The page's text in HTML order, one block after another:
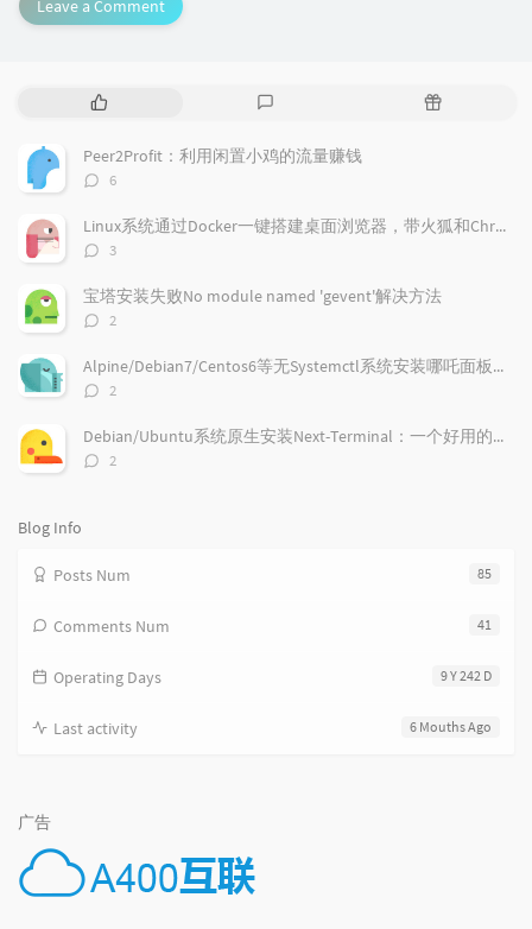
Leave a Comment
P
r
r
t
c
l
s
t
e
t
m
n
R
m
l
Peer2Profit：利用闲置小鸡的流量赚钱
评
数：
6
Linux系统通过Docker一键搭建桌面浏览器，带火狐和Chrome浏览器
评
数：
3
宝塔安装失败No module named 'gevent'解决方法
评
数：
2
Alpine/Debian7/Centos6等无Systemctl系统安装哪吒面板的探针
评
数：
2
Debian/Ubuntu系统原生安装Next-Terminal：一个好用的在线SSH系统
评
2
Blog Info
85
Posts Num
41
Comments Num
9 Y 242 D
Operating Days
6 Mouths Ago
Last activity
广告